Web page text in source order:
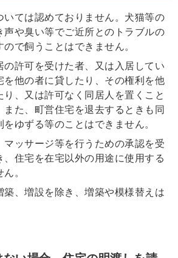
いては認めておりません。犬猫等の
声や臭い等でご近所とのトラブルの
ので飼うことはできません。
の許可を受けた者、又は入居してい
を他の者に貸したり、その権利を他
り、又は許可なく同居人を置くこと
また、町営住宅を退去するときも同
ゆずる等のことはできません。
マッサージ等を行うための承認を受
、住宅を在宅以外の用途に使用する
。
築、増設を除き、増築や模様替えは